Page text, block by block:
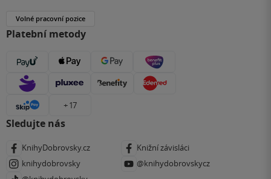
Volné pracovní pozice
Platební metody
+ 17
Sledujte nás
KnihyDobrovsky.cz
Knižní závisláci
knihydobrovsky
@knihydobrovskycz